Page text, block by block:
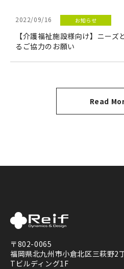
2022/09/16 お知らせ
【介護福祉施設様向け】ニー
るご協力のお願い
Read
〒802-0065
福岡県北九州市小倉北区三萩野2
Tビルディング1F